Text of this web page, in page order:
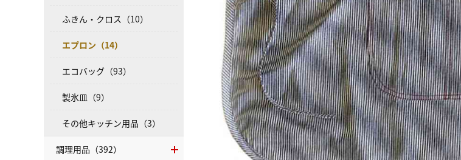
ふきん・クロス（10）
エプロン（14）
エコバッグ（93）
製氷皿（9）
その他キッチン用品（3）
調理用品（392）